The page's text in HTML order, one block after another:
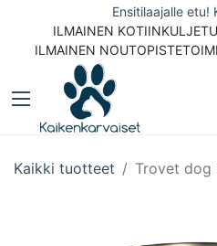
Ensitilaajalle etu!
ILMAINEN
ILMAINEN
Kaikki tuotteet Trovet dog